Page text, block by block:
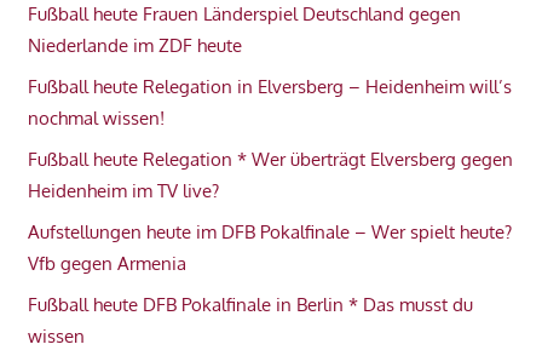
Fußball heute Frauen Länderspiel Deutschland gegen
Niederlande im ZDF heute
Fußball heute Relegation in Elversberg – Heidenheim will’s
nochmal wissen!
Fußball heute Relegation * Wer überträgt Elversberg gegen
Heidenheim im TV live?
Aufstellungen heute im DFB Pokalfinale – Wer spielt heute?
Vfb gegen Armenia
Fußball heute DFB Pokalfinale in Berlin * Das musst du
wissen